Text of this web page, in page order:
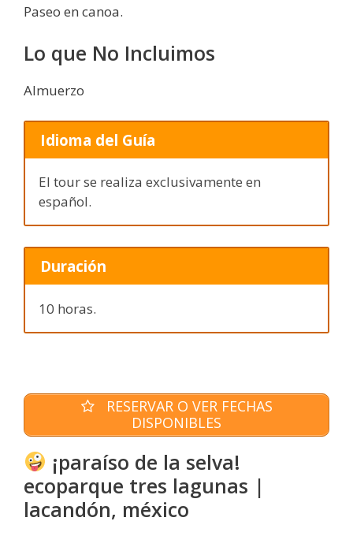
Paseo en canoa.
Lo que No Incluimos
Almuerzo
Idioma del Guía
El tour se realiza exclusivamente en
español.
Duración
10 horas.
RESERVAR O VER FECHAS
DISPONIBLES
¡paraíso de la selva!
ecoparque tres lagunas |
lacandón, méxico